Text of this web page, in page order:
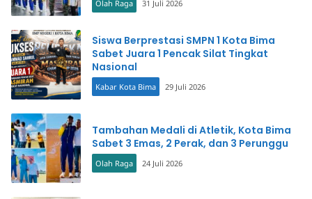
Olah Raga 31 Juli 2026
Siswa Berprestasi SMPN 1 Kota Bima
Sabet Juara 1 Pencak Silat Tingkat
Nasional
Kabar Kota Bima 29 Juli 2026
Tambahan Medali di Atletik, Kota Bima
Sabet 3 Emas, 2 Perak, dan 3 Perunggu
Olah Raga 24 Juli 2026